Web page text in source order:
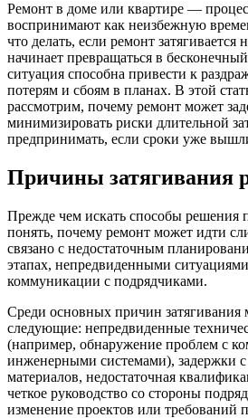
Ремонт в доме или квартире —
воспринимают как неизбежную
что делать, если ремонт затягивается
начинает превращаться в
ситуация способна привести к
потерям и сбоям в планах. В этой
рассмотрим, почему ремонт может
минимизировать риски длительной
предпринимать, если сроки уже
Причины затягивания
Прежде чем искать способы решения
понять, почему ремонт может идти
связано с недостаточным
этапах, непредвиденными
коммуникации с подрядчиками.
Среди основных причин
следующие: непредвиденные
(например, обнаружение проблем с
инженерными системами), задержки с
материалов, недостаточная
четкое руководство со стороны
изменение проектов или требований